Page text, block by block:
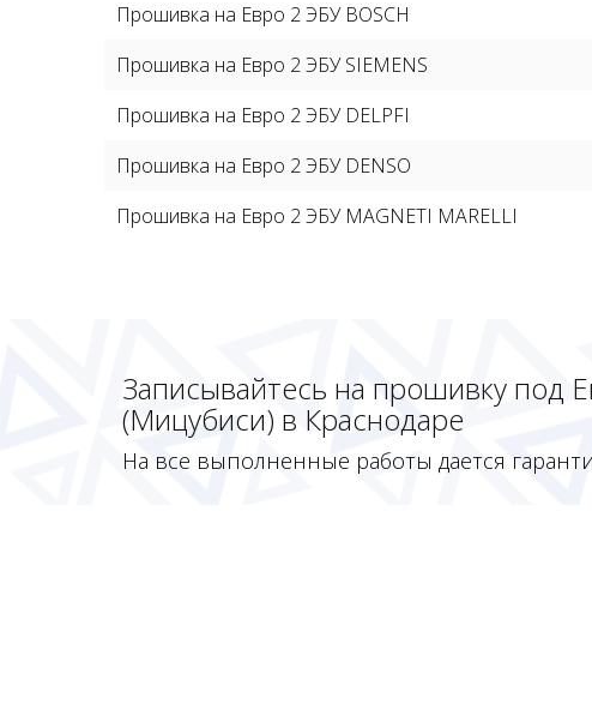
Прошивка на Евро 2 ЭБУ BOSCH
Прошивка на Евро 2 ЭБУ SIEMENS
Прошивка на Евро 2 ЭБУ DELPFI
Прошивка на Евро 2 ЭБУ DENSO
Прошивка на Евро 2 ЭБУ MAGNETI MARELLI
Записывайтесь на прошивку под
(Мицубиси) в Краснодаре
На все выполненные работы дается